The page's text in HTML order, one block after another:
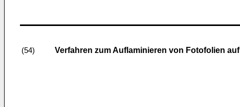
(54) Verfahren zum Auflaminieren von Fotofolien